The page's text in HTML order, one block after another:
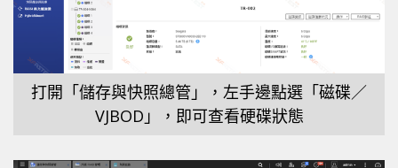
打開「儲存與快照總管」，左手邊點選「磁碟／
VJBOD」，即可查看硬碟狀態